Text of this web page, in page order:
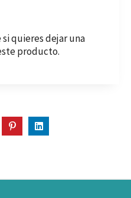
si quieres dejar una
producto.